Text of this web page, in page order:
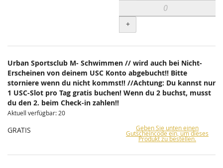
+
Urban Sportsclub M- Schwimmen // wird auch bei Nicht-
Erscheinen von deinem USC Konto abgebucht!! Bitte
storniere wenn du nicht kommst!! //Achtung: Du kannst nur
1 USC-Slot pro Tag gratis buchen! Wenn du 2 buchst, musst
du den 2. beim Check-in zahlen!!
Aktuell verfügbar: 20
GRATIS Geben Sie unten einen
Gutscheincode ein, um dieses
Produkt zu bestellen.